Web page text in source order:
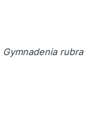
Gymnadenia rubra